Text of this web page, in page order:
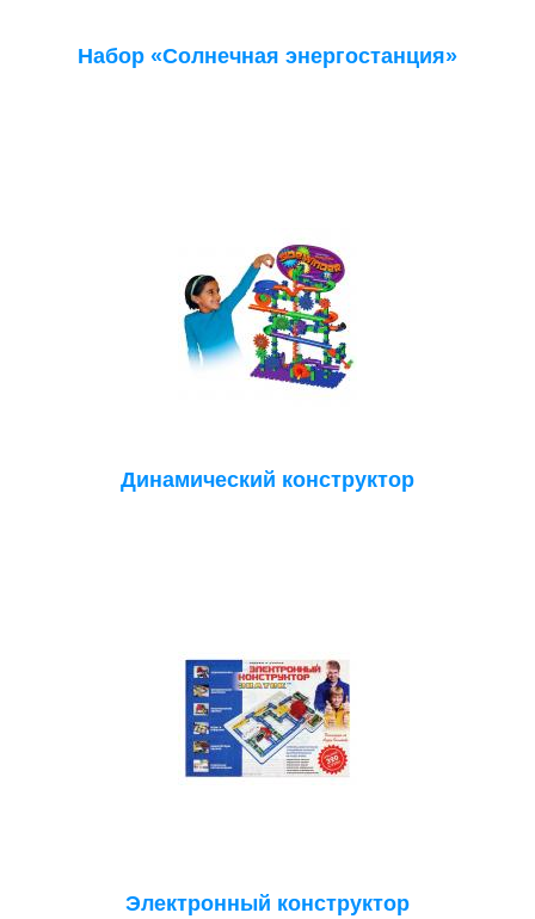
Набор «Солнечная энергостанция»
Динамический конструктор
Электронный конструктор